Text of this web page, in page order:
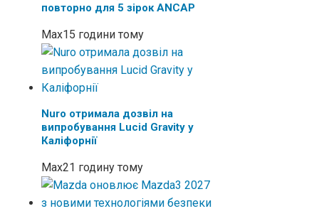
повторно для 5 зірок ANCAP
Max15 години тому
Nuro отримала дозвіл на
випробування Lucid Gravity у
Каліфорнії
Max21 годину тому